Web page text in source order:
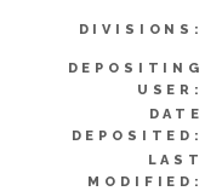
DIVISIONS:
DEPOSITING
USER:
DATE
DEPOSITED:
LAST
MODIFIED: